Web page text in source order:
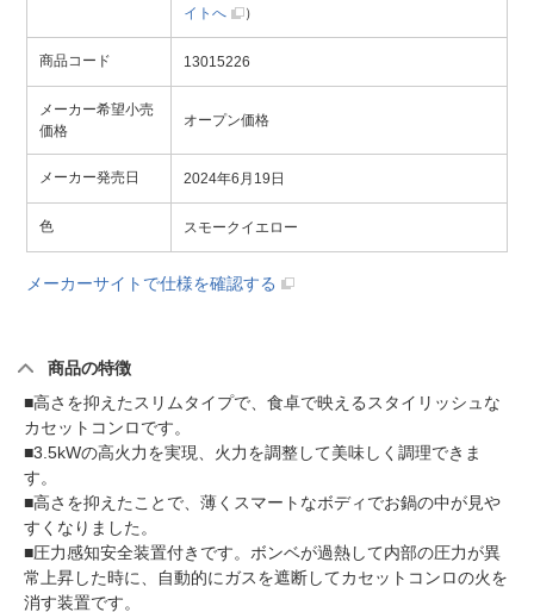
イトへ
）
商品コード 13015226
メーカー希望小売
価格
オープン価格
メーカー発売日 2024年6月19日
色 スモークイエロー
メーカーサイトで仕様を確認する
商品の特徴
■高さを抑えたスリムタイプで、食卓で映えるスタイリッシュな
カセットコンロです。
■3.5kWの高火力を実現、火力を調整して美味しく調理できま
す。
■高さを抑えたことで、薄くスマートなボディでお鍋の中が見や
すくなりました。
■圧力感知安全装置付きです。ボンベが過熱して内部の圧力が異
常上昇した時に、自動的にガスを遮断してカセットコンロの火を
消す装置です。